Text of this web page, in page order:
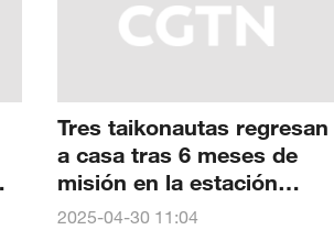
Tres taikonautas regresan
a casa tras 6 meses de
misión en la estación
espacial china Tiangong
2025-04-30 11:04